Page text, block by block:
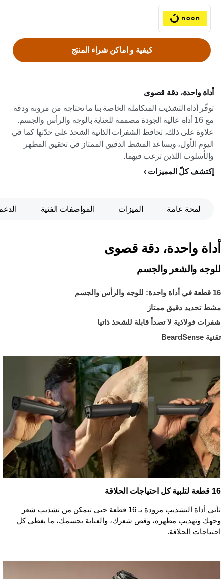
أداة واحدة، دقة قصوى
توفّر أداة التشذيب المتكاملة الخاصة بنا ما تحتاجه من مرونة ودقة
مع 16 أداة عالية الجودة مصممة للعناية بالوجه والرأس والجسم.
علاوة على ذلك، تحافظ الشفرات الذاتية الشحذ على حدّتها كما في
اليوم الأول، ويساعد المشط الدقيق الممتاز في تحقيق المظهر
والأسلوب اللذين ترغب فيهما.
إكتشف كلّ المميزات
كيفية و اماكن شراء المنتج
لمحة عامة الميزات المواصفات الفنية
أداة واحدة، دقة قصوى
للوجه والشعر والجسم
16 قطعة في أداة واحدة: للوجه والرأس والجسم
مشط تحديد دقيق ممتاز
شفرات فولاذية لا تصدأ قابلة للشحذ ذاتيا
تقنية BeardSense
16 قطعة لتلبية كل احتياجات الحلاقة
تأتي أداة التشذيب مزودة بـ 16 قطعة حتى تتمكن من تشذيب شعر
وجهك وتهذيب مظهره، وقص شعرك، والعناية بجسمك، ما يغطي كل
احتياجات الحلاقة.